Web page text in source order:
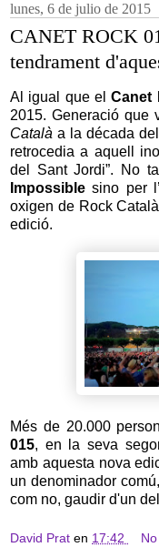
lunes, 6 de julio de 2015
CANET ROCK
tendrament
Al igual que elCanet
2015. Generació que
Català a la década
retrocedia a aquell
del Sant Jordi”. No
Impossible sino per
oxigen de Rock
edició.
Més de 20.000
015, en la seva
amb aquesta nova
un denominador
com no, gaudir d'un
David Prat en 17:42